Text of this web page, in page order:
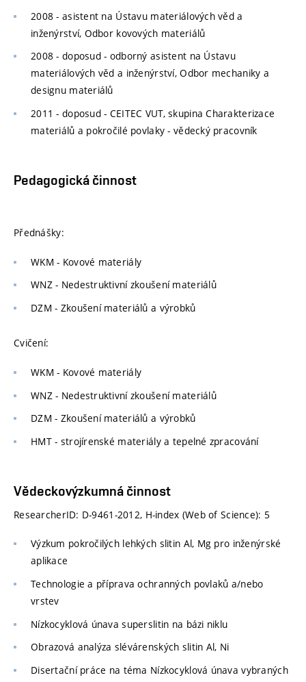
2008 - asistent na Ústavu materiálových věd a
inženýrství, Odbor kovových materiálů
2008 - doposud - odborný asistent na Ústavu
materiálových věd a inženýrství, Odbor mechaniky a
designu materiálů
2011 - doposud - CEITEC VUT, skupina Charakterizace
materiálů a pokročilé povlaky - vědecký pracovník
Pedagogická činnost
Přednášky:
WKM - Kovové materiály
WNZ - Nedestruktivní zkoušení materiálů
DZM - Zkoušení materiálů a výrobků
Cvičení:
WKM - Kovové materiály
WNZ - Nedestruktivní zkoušení materiálů
DZM - Zkoušení materiálů a výrobků
HMT - strojírenské materiály a tepelné zpracování
Vědeckovýzkumná činnost
ResearcherID: D-9461-2012, H-index (Web of Science): 5
Výzkum pokročilých lehkých slitin Al, Mg pro inženýrské
aplikace
Technologie a příprava ochranných povlaků a/nebo
vrstev
Nízkocyklová únava superslitin na bázi niklu
Obrazová analýza slévárenských slitin Al, Ni
Disertační práce na téma Nízkocyklová únava vybraných